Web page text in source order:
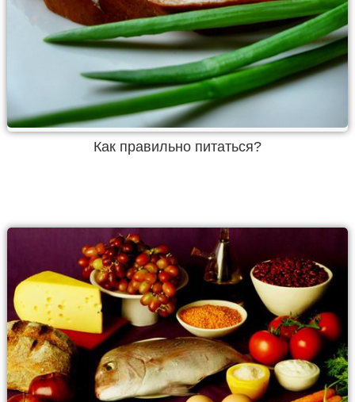
Как правильно питаться?